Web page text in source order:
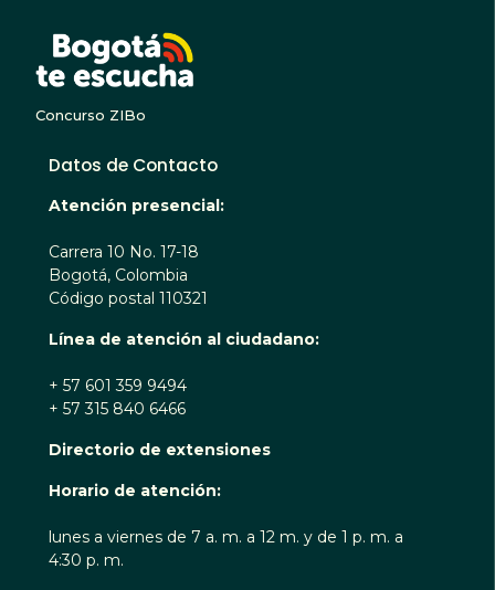
Concurso ZIBo
Datos de Contacto
Atención presencial:
Carrera 10 No. 17-18
Bogotá, Colombia
Código postal 110321
Línea de atención al ciudadano:
+ 57 601 359 9494
+ 57 315 840 6466
Directorio de extensiones
Horario de atención:
lunes a viernes de 7 a. m. a 12 m. y de 1 p. m. a
4:30 p. m.